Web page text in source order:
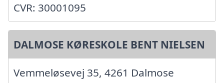
CVR: 30001095
DALMOSE KØRESKOLE BENT NIELSEN
Vemmeløsevej 35, 4261 Dalmose